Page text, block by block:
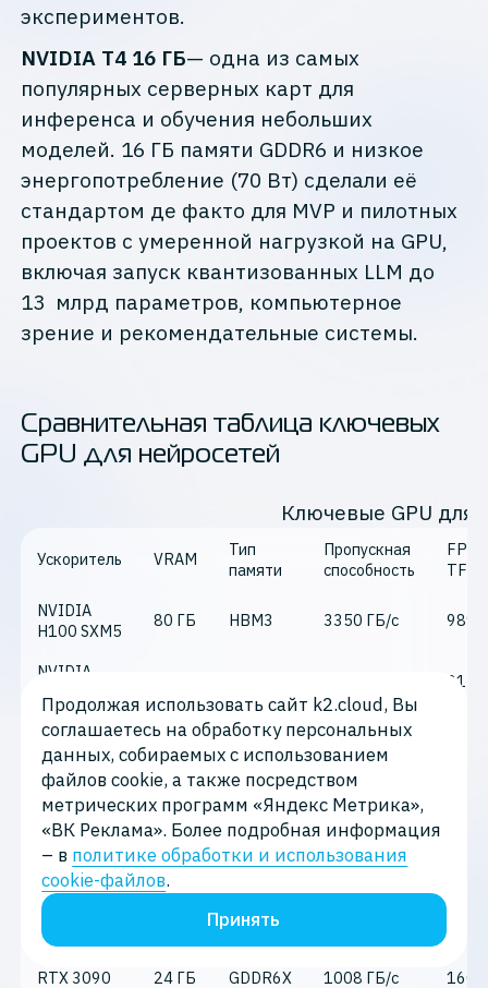
экспериментов.
NVIDIA T4 16 ГБ— одна из самых
популярных серверных карт для
инференса и обучения небольших
моделей. 16 ГБ памяти GDDR6 и низкое
энергопотребление (70 Вт) сделали её
стандартом де факто для MVP и пилотных
проектов с умеренной нагрузкой на GPU,
включая запуск квантизованных LLM до
13 млрд параметров, компьютерное
зрение и рекомендательные системы.
Сравнительная таблица ключевых
GPU для нейросетей
Ключевые GPU для
Ускоритель VRAM
Тип
памяти
Пропускная
способность
FP16
NVIDIA
H100 SXM5
80 ГБ HBM3 3350 ГБ/с 989
NVIDIA
312
NVIDIA
L40S
48 ГБ GDDR6 864 ГБ/с
NVIDIA
RTX 6000
Ada
48 ГБ
GDDR6
ECC
864 ГБ/с
NVIDIA
RTX 4090
RTX 3090
24 ГБ GDDR6X 1008 ГБ/с 160
Продолжая использовать сайт k2.cloud, Вы
соглашаетесь на обработку персональных
данных, собираемых с использованием
файлов cookie, а также посредством
метрических программ «Яндекс Метрика»,
«ВК Реклама». Более подробная информация
– в политике обработки и использования
cookie-файлов.
Принять